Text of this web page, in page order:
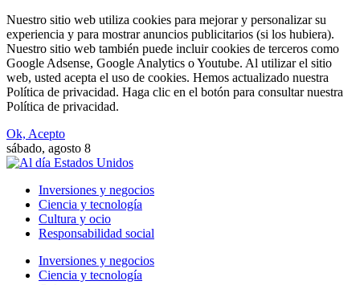
Nuestro sitio web utiliza cookies para mejorar y personalizar su
experiencia y para mostrar anuncios publicitarios (si los hubiera).
Nuestro sitio web también puede incluir cookies de terceros como
Google Adsense, Google Analytics o Youtube. Al utilizar el sitio
web, usted acepta el uso de cookies. Hemos actualizado nuestra
Política de privacidad. Haga clic en el botón para consultar nuestra
Política de privacidad.
Ok, Acepto
sábado, agosto 8
Inversiones y negocios
Ciencia y tecnología
Cultura y ocio
Responsabilidad social
Inversiones y negocios
Ciencia y tecnología